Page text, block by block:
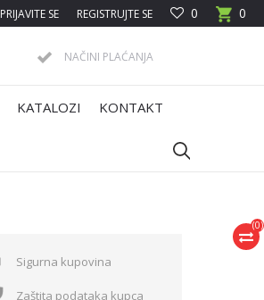
0
0
PRIJAVITE SE REGISTRUJTE SE
NAČINI PLAĆANJA
KATALOZI KONTAKT
(0)
Sigurna kupovina
Zaštita podataka kupca